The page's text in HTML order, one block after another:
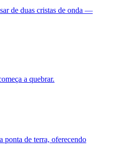
de duas cristas de onda —
a quebrar.
ponta de terra, oferecendo